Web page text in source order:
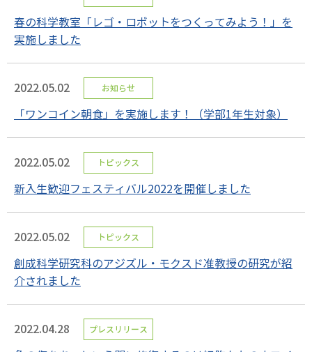
春の科学教室「レゴ・ロボットをつくってみよう！」を
実施しました
2022.05.02 お知らせ
「ワンコイン朝食」を実施します！（学部1年生対象）
2022.05.02 トピックス
新入生歓迎フェスティバル2022を開催しました
2022.05.02 トピックス
創成科学研究科のアジズル・モクスド准教授の研究が紹
介されました
2022.04.28 プレスリリース